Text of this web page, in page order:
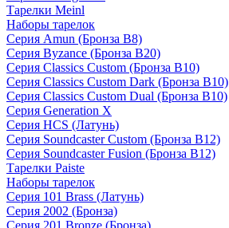
Тарелки Meinl
Наборы тарелок
Серия Amun (Бронза B8)
Серия Byzance (Бронза B20)
Серия Classics Custom (Бронза B10)
Серия Classics Custom Dark (Бронза B10)
Серия Classics Custom Dual (Бронза B10)
Серия Generation X
Серия HCS (Латунь)
Серия Soundcaster Custom (Бронза B12)
Серия Soundcaster Fusion (Бронза B12)
Тарелки Paiste
Наборы тарелок
Серия 101 Brass (Латунь)
Серия 2002 (Бронза)
Серия 201 Bronze (Бронза)